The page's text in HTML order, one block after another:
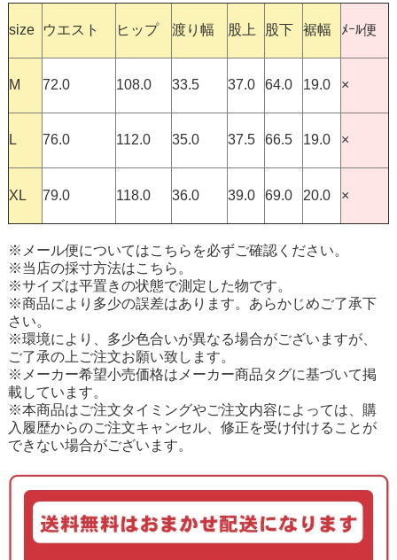
size ウエスト ヒップ 渡り幅 股上 股下 裾幅 ﾒｰﾙ便
M 72.0 108.0 33.5 37.0 64.0 19.0 ×
L 76.0 112.0 35.0 37.5 66.5 19.0 ×
XL 79.0 118.0 36.0 39.0 69.0 20.0 ×
※メール便についてはこちら を必ずご確認ください。
※当店の採寸方法はこちら 。
※サイズは平置きの状態で測定した物です。
※商品により多少の誤差はあります。あらかじめご了承下
さい。
※環境により、多少色合いが異なる場合がございますが、
ご了承の上ご注文お願い致します。
※メーカー希望小売価格はメーカー商品タグに基づいて掲
載しています。
※本商品はご注文タイミングやご注文内容によっては、購
入履歴からのご注文キャンセル、修正を受け付けることが
できない場合がございます。